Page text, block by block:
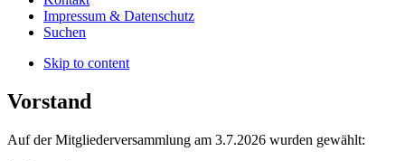
Impressum & Datenschutz
Suchen
Skip to content
Vorstand
Auf der Mitgliederversammlung am 3.7.2026 wurden gewählt: